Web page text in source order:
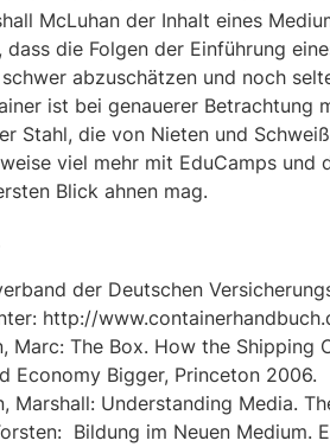
McLuhan der Inhalt eines
dass die Folgen der Einführung
abzuschätzen und noch
ist bei genauerer Betrachtung
Stahl, die von Nieten und
viel mehr mit EduCamps
Blick ahnen mag.
der Deutschen
http://
Marc: The Box. How the Shipping
Economy Bigger, Princeton 2006.
Marshall: Understanding Media.
Bildung im Neuen Medium.